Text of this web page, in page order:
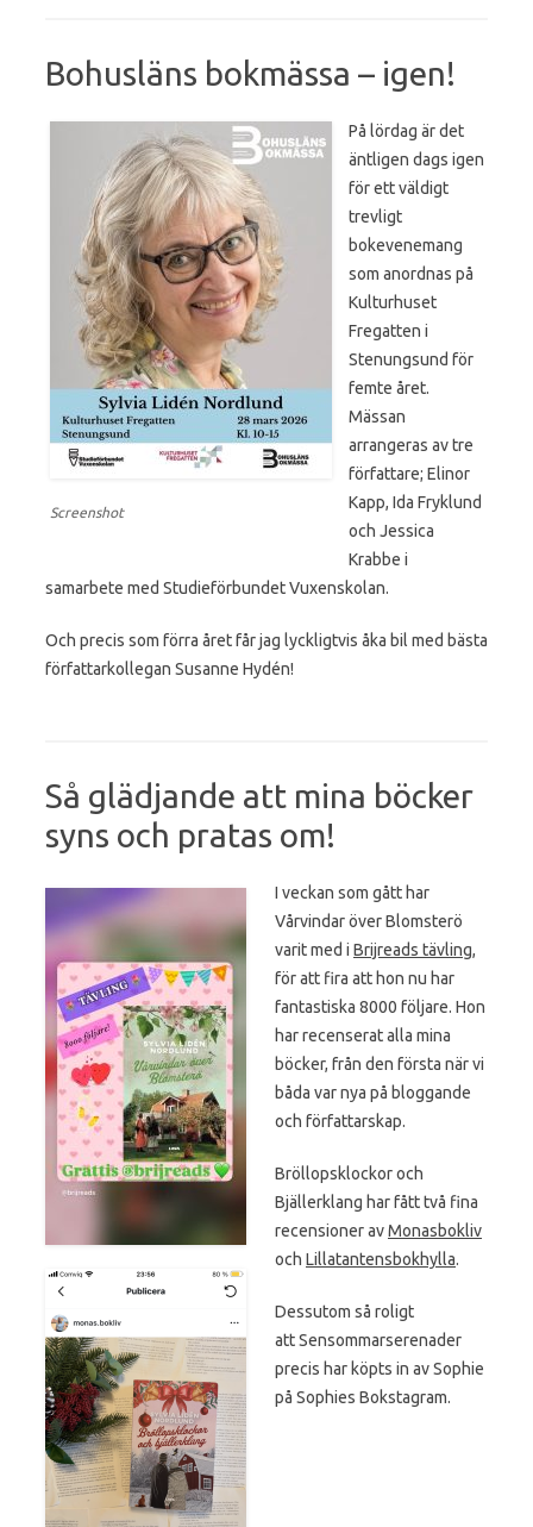
Bohusläns bokmässa – igen!
Screenshot
På lördag är det
äntligen dags igen
för ett väldigt
trevligt
bokevenemang
som anordnas på
Kulturhuset
Fregatten i
Stenungsund för
femte året.
Mässan
arrangeras av tre
författare; Elinor
Kapp, Ida Fryklund
och Jessica
Krabbe i
samarbete med Studieförbundet Vuxenskolan.
Och precis som förra året får jag lyckligtvis åka bil med bästa
författarkollegan Susanne Hydén!
Så glädjande att mina böcker
syns och pratas om!
I veckan som gått har
Vårvindar över Blomsterö
varit med i Brijreads tävling,
för att fira att hon nu har
fantastiska 8000 följare. Hon
har recenserat alla mina
böcker, från den första när vi
båda var nya på bloggande
och författarskap.
Bröllopsklockor och
Bjällerklang har fått två fina
recensioner avMonasbokliv
och Lillatantensbokhylla.
Dessutom så roligt
att Sensommarserenader
precis har köpts in av Sophie
på Sophies Bokstagram.